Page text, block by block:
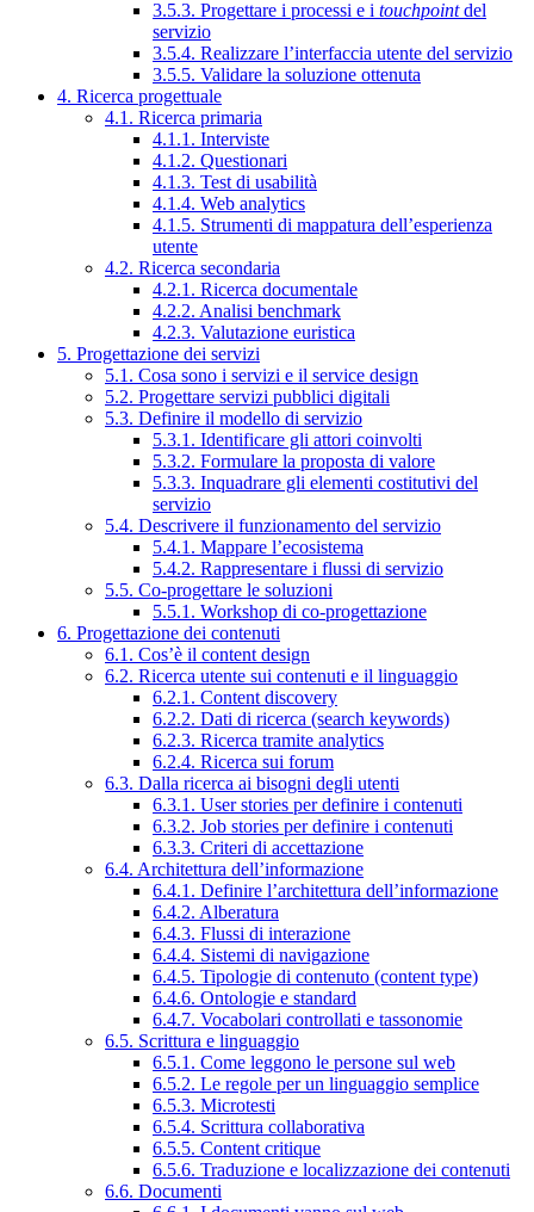
3.5.3. Progettare i processi e i touchpointdel
servizio
3.5.4. Realizzare l’interfaccia utente del servizio
3.5.5. Validare la soluzione ottenuta
4. Ricerca progettuale
4.1. Ricerca primaria
4.1.1. Interviste
4.1.2. Questionari
4.1.3. Test di usabilità
4.1.4. Web analytics
4.1.5. Strumenti di mappatura dell’esperienza
utente
4.2. Ricerca secondaria
4.2.1. Ricerca documentale
4.2.2. Analisi benchmark
4.2.3. Valutazione euristica
5. Progettazione dei servizi
5.1. Cosa sono i servizi e il service design
5.2. Progettare servizi pubblici digitali
5.3. Definire il modello di servizio
5.3.1. Identificare gli attori coinvolti
5.3.2. Formulare la proposta di valore
5.3.3. Inquadrare gli elementi costitutivi del
servizio
5.4. Descrivere il funzionamento del servizio
5.4.1. Mappare l’ecosistema
5.4.2. Rappresentare i flussi di servizio
5.5. Co-progettare le soluzioni
5.5.1. Workshop di co-progettazione
6. Progettazione dei contenuti
6.1. Cos’è il content design
6.2. Ricerca utente sui contenuti e il linguaggio
6.2.1. Content discovery
6.2.2. Dati di ricerca (search keywords)
6.2.3. Ricerca tramite analytics
6.2.4. Ricerca sui forum
6.3. Dalla ricerca ai bisogni degli utenti
6.3.1. User stories per definire i contenuti
6.3.2. Job stories per definire i contenuti
6.3.3. Criteri di accettazione
6.4. Architettura dell’informazione
6.4.1. Definire l’architettura dell’informazione
6.4.2. Alberatura
6.4.3. Flussi di interazione
6.4.4. Sistemi di navigazione
6.4.5. Tipologie di contenuto (content type)
6.4.6. Ontologie e standard
6.4.7. Vocabolari controllati e tassonomie
6.5. Scrittura e linguaggio
6.5.1. Come leggono le persone sul web
6.5.2. Le regole per un linguaggio semplice
6.5.3. Microtesti
6.5.4. Scrittura collaborativa
6.5.5. Content critique
6.5.6. Traduzione e localizzazione dei contenuti
6.6. Documenti